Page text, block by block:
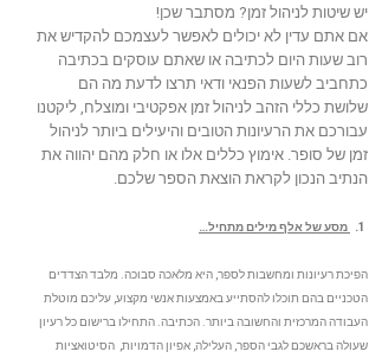
יש שיטות לניהול זמן? מסתבר שכן!
אם אתם עדין לא יכולים לאפשר לעצמכם להקדיש את
רוב שעות היום לכתיבה או שאתם עוסקים בכתיבה
כתחביב לשעות הפנאי ודאי תרצו לדעת מה הם
שלושת כללי הזהב לניהול זמן אפקטיבי ומוצלח, ליקטנו
עבורכם את הרעיונות הטובים והיעילים ביותר לניהול
זמן של סופר. אימוץ כללים אלו או חלק מהם יהווה את
הנתיב הנכון לקראת הוצאת הספר שלכם.
מסע של אלף מילים מתחיל…
הפיכת רעיונות ומחשבות לספר, היא מלאכה סבוכה. מלבד הצדדים
הטכניים בהם תוכלו להסתייע באמצעות אנשי מקצוע, עליכם מוטלת
העבודה המרכזית והחשובה ביותר. הכתיבה. התחילו ברישום כל רעיון
שעולה בראשכם לגבי הספר, העלילה, אפיון הדמויות, הסיטואציות